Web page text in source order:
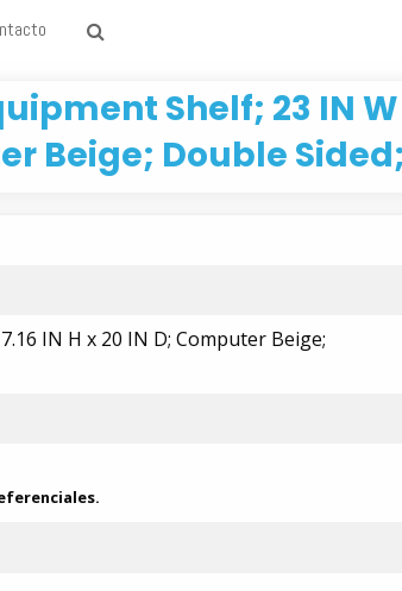
Shelf; 23 IN W
Beige; Double
IN H x 20 IN D; Computer Beige;